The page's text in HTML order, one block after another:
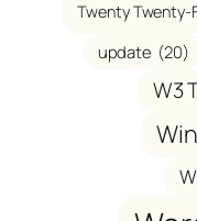
Twenty Twenty-
update (20)
W3